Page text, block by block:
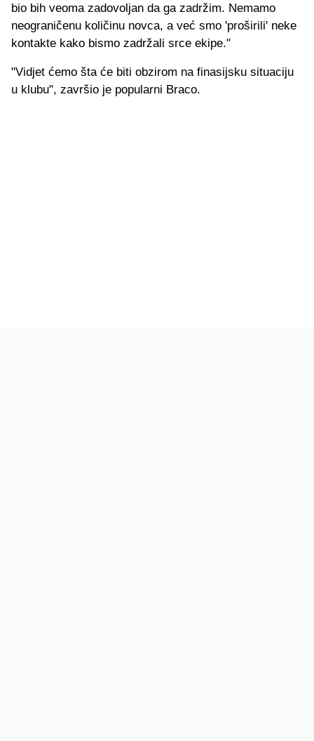
bio bih veoma zadovoljan da ga zadržim. Nemamo
neograničenu količinu novca, a već smo 'proširili' neke
kontakte kako bismo zadržali srce ekipe."
"Vidjet ćemo šta će biti obzirom na finasijsku situaciju
u klubu", završio je popularni Braco.